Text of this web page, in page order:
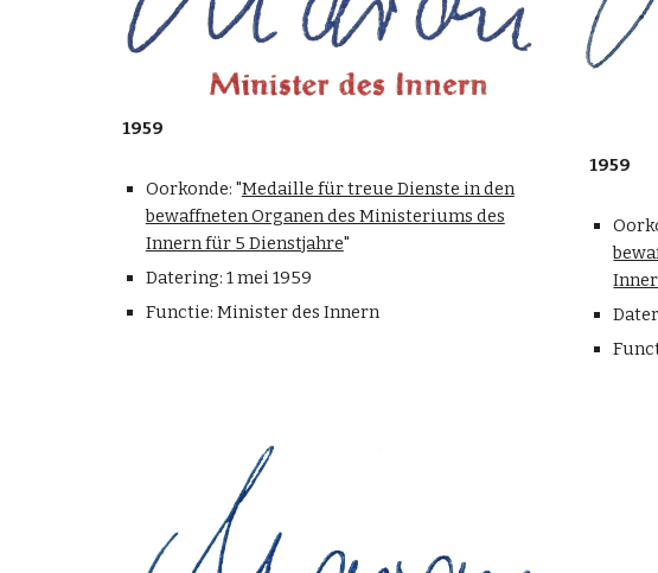
1959
Oorkonde: "Medaille für treue Dienste in den
bewaffneten Organen des Ministeriums des
Innern für 5 Dienstjahre"
Datering: 1 mei 1959
Functie: Minister des Innern
1959